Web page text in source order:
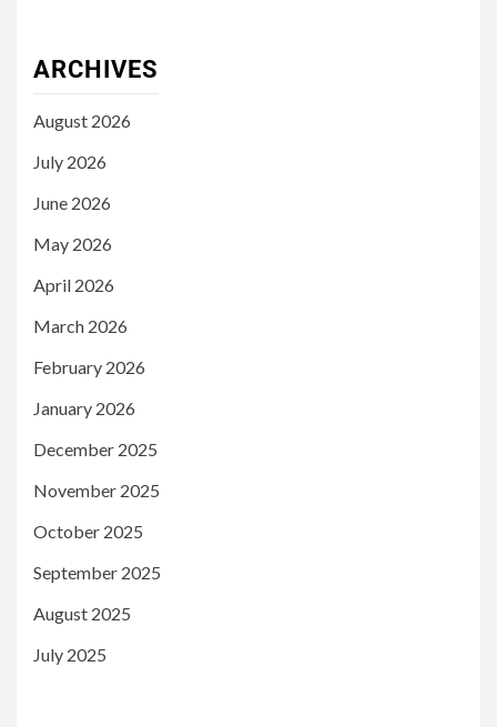
ARCHIVES
August 2026
July 2026
June 2026
May 2026
April 2026
March 2026
February 2026
January 2026
December 2025
November 2025
October 2025
September 2025
August 2025
July 2025